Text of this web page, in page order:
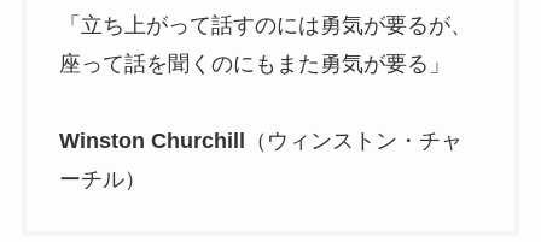
「立ち上がって話すのには勇気が要るが、
座って話を聞くのにもまた勇気が要る」
Winston Churchill （ウィンストン・チャ
ーチル）